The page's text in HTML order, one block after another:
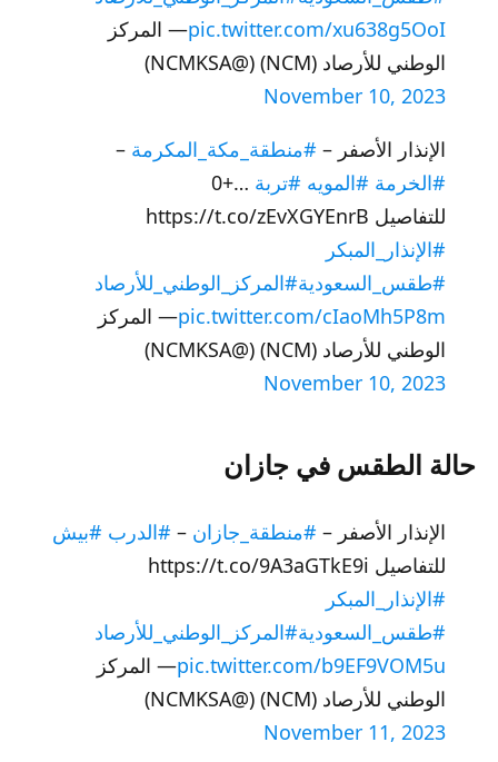
pic.twitter.com/xu638g5OoI— المركز
الوطني للأرصاد (NCM) (@NCMKSA)
November 10, 2023
الإنذار الأصفر – #منطقة_مكة_المكرمة –
#الخرمة #المويه #تربة …+0
للتفاصيل https://t.co/zEvXGYEnrB
#الإنذار_المبكر
#طقس_السعودية#المركز_الوطني_للأرصاد
pic.twitter.com/cIaoMh5P8m— المركز
الوطني للأرصاد (NCM) (@NCMKSA)
November 10, 2023
حالة الطقس في جازان
الإنذار الأصفر – #منطقة_جازان – #الدرب #بيش
للتفاصيل https://t.co/9A3aGTkE9i
#الإنذار_المبكر
#طقس_السعودية#المركز_الوطني_للأرصاد
pic.twitter.com/b9EF9VOM5u— المركز
الوطني للأرصاد (NCM) (@NCMKSA)
November 11, 2023